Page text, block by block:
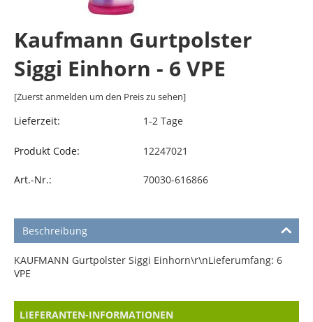
Kaufmann Gurtpolster
Siggi Einhorn - 6 VPE
[Zuerst anmelden um den Preis zu sehen]
Lieferzeit: 1-2 Tage
Produkt Code: 12247021
Art.-Nr.: 70030-616866
Beschreibung
KAUFMANN Gurtpolster Siggi Einhorn\r\nLieferumfang: 6
VPE
LIEFERANTEN-INFORMATIONEN